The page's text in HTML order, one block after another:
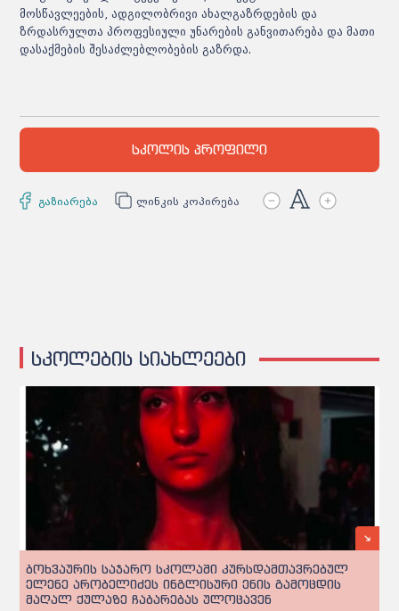
მოსწავლეების, ადგილობრივი ახალგაზრდების და
ზრდასრულთა პროფესიული უნარების განვითარება და მათი
დასაქმების შესაძლებლობების გაზრდა.
სკოლის პროფილი
გაზიარება ლინკის კოპირება
სკოლების სიახლეები
ბოხვაურის საჯარო სკოლაში კურსდამთავრებულ
ელენე არობელიძეს ინგლისური ენის გამოცდის
მაღალ ქულაზე ჩაბარებას ულოცავენ